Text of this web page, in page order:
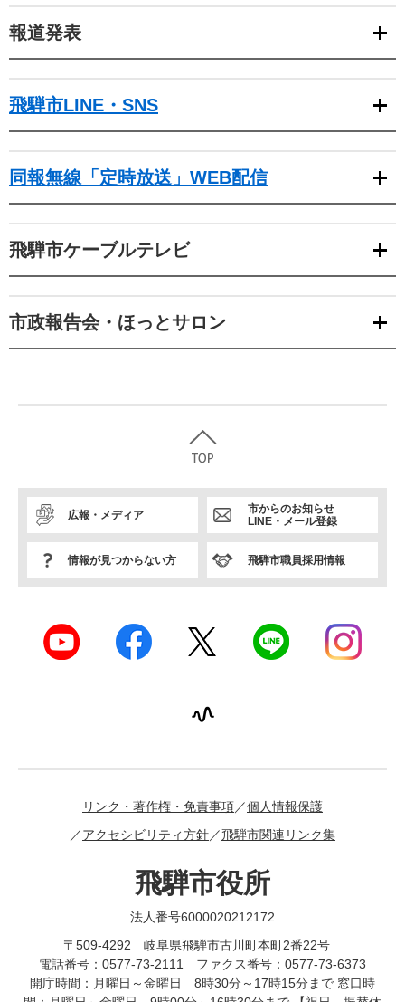
報道発表
飛騨市LINE・SNS
同報無線「定時放送」WEB配信
飛騨市ケーブルテレビ
市政報告会・ほっとサロン
広報・メディア
市からのお知らせ
LINE・メール登録
情報が見つからない方 飛騨市職員採用情報
リンク・著作権・免責事項
個人情報保護
アクセシビリティ方針
飛騨市関連リンク集
飛騨市役所
法人番号6000020212172
〒509-4292 岐阜県飛騨市古川町本町2番22号
電話番号：0577-73-2111 ファクス番号：0577-73-6373
開庁時間：月曜日～金曜日 8時30分～17時15分まで 窓口時